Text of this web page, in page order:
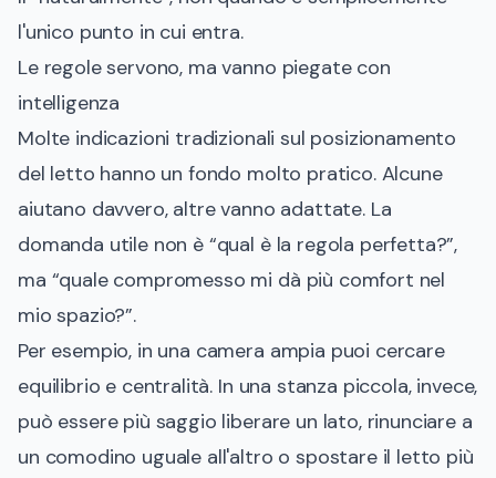
l'unico punto in cui entra.
Le regole servono, ma vanno piegate con
intelligenza
Molte indicazioni tradizionali sul posizionamento
del letto hanno un fondo molto pratico. Alcune
aiutano davvero, altre vanno adattate. La
domanda utile non è “qual è la regola perfetta?”,
ma “quale compromesso mi dà più comfort nel
mio spazio?”.
Per esempio, in una camera ampia puoi cercare
equilibrio e centralità. In una stanza piccola, invece,
può essere più saggio liberare un lato, rinunciare a
un comodino uguale all'altro o spostare il letto più